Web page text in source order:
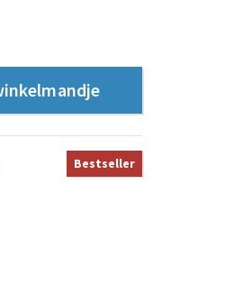
Bestseller